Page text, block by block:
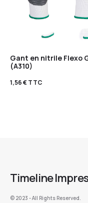
Gant en nitrile Flexo
(A310)
1,56€TTC
Timeline
©️ 2023 - All Rights Reserved.